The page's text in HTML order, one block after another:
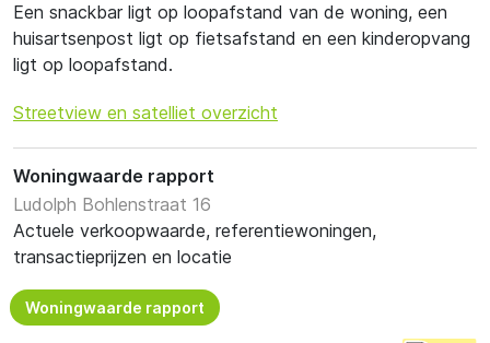
Een snackbar ligt op loopafstand van de woning, een
huisartsenpost ligt op fietsafstand en een kinderopvang
ligt op loopafstand.
Streetview en satelliet overzicht
Woningwaarde rapport
Ludolph Bohlenstraat 16
Actuele verkoopwaarde, referentiewoningen,
transactieprijzen en locatie
Woningwaarde rapport